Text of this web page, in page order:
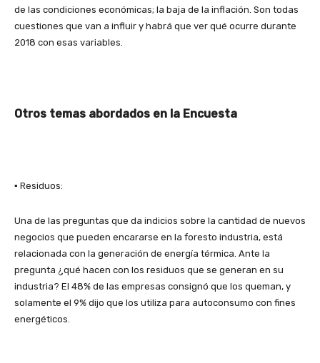
de las condiciones económicas; la baja de la inflación. Son todas
cuestiones que van a influir y habrá que ver qué ocurre durante
2018 con esas variables.
Otros temas abordados en la Encuesta
▪ Residuos:
Una de las preguntas que da indicios sobre la cantidad de nuevos
negocios que pueden encararse en la foresto industria, está
relacionada con la generación de energía térmica. Ante la
pregunta ¿qué hacen con los residuos que se generan en su
industria? El 48% de las empresas consignó que los queman, y
solamente el 9% dijo que los utiliza para autoconsumo con fines
energéticos.